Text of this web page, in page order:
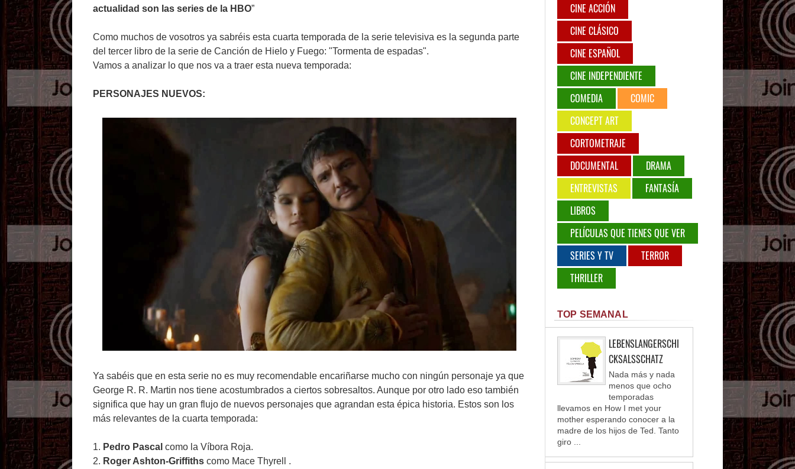
actualidad son las series de la HBO”
Como muchos de vosotros ya sabréis esta cuarta temporada de la serie televisiva es la segunda parte
del tercer libro de la serie de Canción de Hielo y Fuego: "Tormenta de espadas".
Vamos a analizar lo que nos va a traer esta nueva temporada:
PERSONAJES NUEVOS:
Ya sabéis que en esta serie no es muy recomendable encariñarse mucho con ningún personaje ya que
George R. R. Martin nos tiene acostumbrados a ciertos sobresaltos. Aunque por otro lado eso también
significa que hay un gran flujo de nuevos personajes que agrandan esta épica historia. Estos son los
más relevantes de la cuarta temporada:
1. Pedro Pascal como la Víbora Roja.
2. Roger Ashton-Griffiths como Mace Thyrell .
CINE ACCIÓN
CINE CLÁSICO
CINE ESPAÑOL
CINE INDEPENDIENTE
COMEDIA
COMIC
CONCEPT ART
CORTOMETRAJE
DOCUMENTAL
DRAMA
ENTREVISTAS
FANTASÍA
LIBROS
PELÍCULAS QUE TIENES QUE VER
SERIES Y TV
TERROR
THRILLER
TOP SEMANAL
LEBENSLANGERSCHI
CKSALSSCHATZ
Nada más y nada
menos que ocho
temporadas
llevamos en How I met your
mother esperando conocer a la
madre de los hijos de Ted. Tanto
giro ...